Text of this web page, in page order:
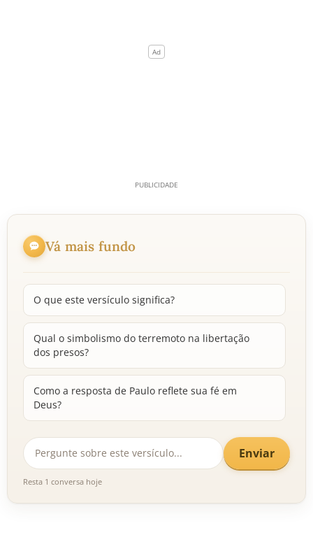
Vá mais fundo
O que este versículo significa?
Qual o simbolismo do terremoto na libertação
dos presos?
Como a resposta de Paulo reflete sua fé em
Deus?
Enviar
Resta 1 conversa hoje